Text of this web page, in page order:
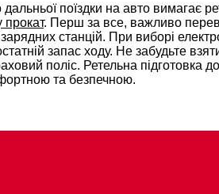
дальньої поїздки на авто вимагає
прокат. Перш за все, важливо
станцій. При виборі
запас ходу. Не забудьте
поліс. Ретельна підготовка
та безпечною.